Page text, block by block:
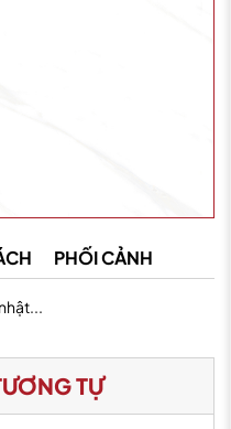
PHỐI CẢNH
TỰ